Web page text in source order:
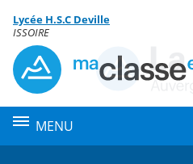
Menu de la rubrique
Contenu
Lycée H.S.C Deville
ISSOIRE
MENU